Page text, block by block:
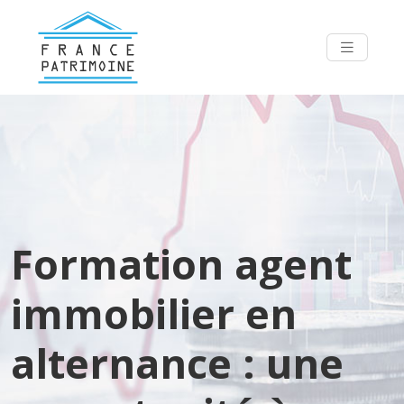
Formation agent
immobilier en
alternance : une